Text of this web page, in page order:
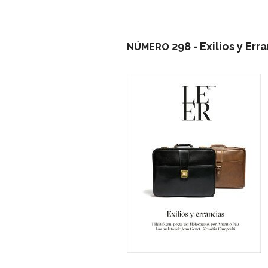
NÚMERO 298 - Exi­lios y